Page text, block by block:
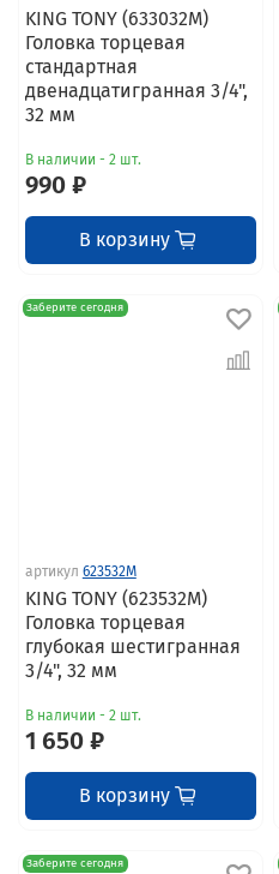
KING TONY (633032M)
Головка торцевая
стандартная
двенадцатигранная 3/4",
32 мм
В наличии - 2 шт.
990 ₽
В корзину
Заберите сегодня
артикул 623532M
KING TONY (623532M)
Головка торцевая
глубокая шестигранная
3/4", 32 мм
В наличии - 2 шт.
1 650 ₽
В корзину
Заберите сегодня